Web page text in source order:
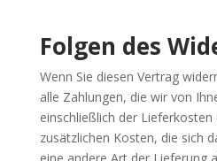
Folgen des
Wenn Sie diesen Vertrag
alle Zahlungen, die wir von
einschließlich der
zusätzlichen Kosten, die sich